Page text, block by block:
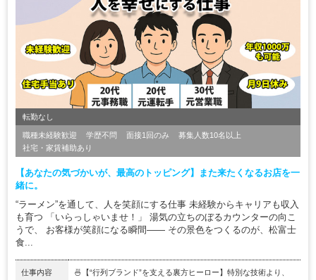
転勤なし
職種未経験歓迎 学歴不問 面接1回のみ
募集人数10名以上
社宅・家賃補助あり
【あなたの気づかいが、最高のトッピング】また来たくなるお店を一
緒に。
“ラーメン”を通して、人を笑顔にする仕事 未経験からキャリアも収入
も育つ 「いらっしゃいませ！」 湯気の立ちのぼるカウンターの向こ
うで、 お客様が笑顔になる瞬間―― その景色をつくるのが、松富士
食...
仕事内容
🍜【“行列ブランド”を支える裏方ヒーロー】特別な技術より、